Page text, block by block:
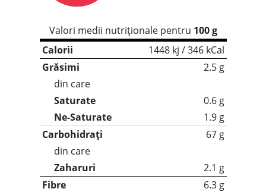
Valori medii nutriționale pentru 100 g
Calorii
1448 kj / 346 kCal
Grăsimi
2.5 g
din care
Saturate
0.6 g
Ne-Saturate
1.9 g
Carbohidrați
67 g
din care
Zaharuri
2.1 g
Fibre
6.3 g